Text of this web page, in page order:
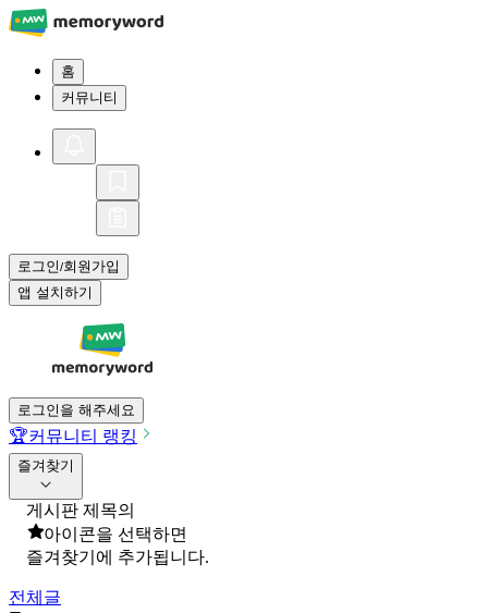
홈
커뮤니티
로그인/회원가입
앱 설치하기
로그인을 해주세요
🏆커뮤니티 랭킹
즐겨찾기
게시판 제목의
아이콘을 선택하면
즐겨찾기에 추가됩니다.
전체글